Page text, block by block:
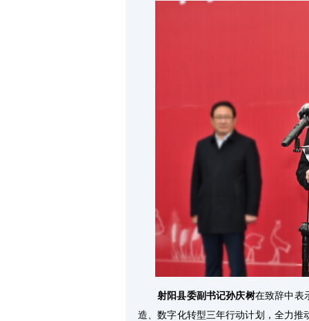
射阳县委副书记孙庆树在致辞中表
造、数字化转型三年行动计划，全力